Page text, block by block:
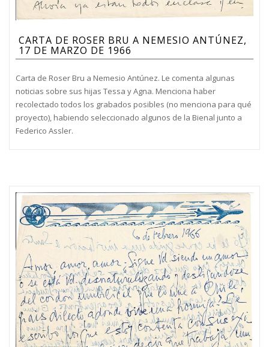
CARTA DE ROSER BRU A NEMESIO ANTÚNEZ,
17 DE MARZO DE 1966
Carta de Roser Bru a Nemesio Antúnez. Le comenta algunas
noticias sobre sus hijas Tessa y Agna. Menciona haber
recolectado todos los grabados posibles (no menciona para qué
proyecto), habiendo seleccionado algunos de la Bienal junto a
Federico Assler.